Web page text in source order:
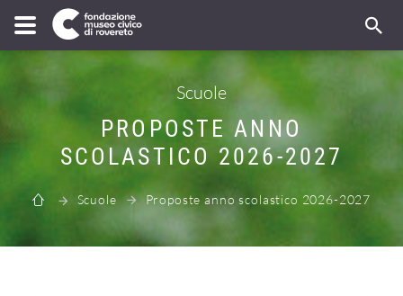
Scuole
PROPOSTE ANNO
SCOLASTICO 2026-2027
Scuole Proposte anno scolastico 2026-2027